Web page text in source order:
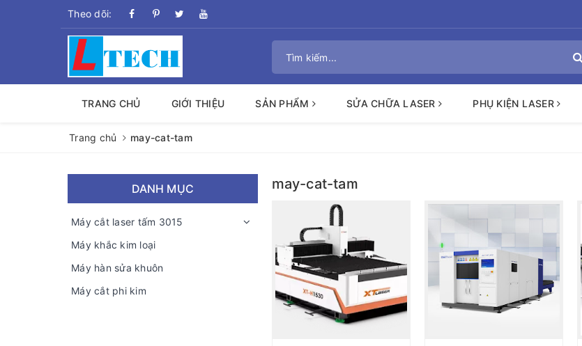
Theo dõi:
TRANG CHỦ GIỚI THIỆU SẢN PHẨM SỬA CHỮA LASER PHỤ KIỆN LASER
Trang chủ may-cat-tam
may-cat-tam
DANH MỤC
Máy cắt laser tấm 3015
Máy khắc kim loại
Máy hàn sửa khuôn
Máy cắt phi kim